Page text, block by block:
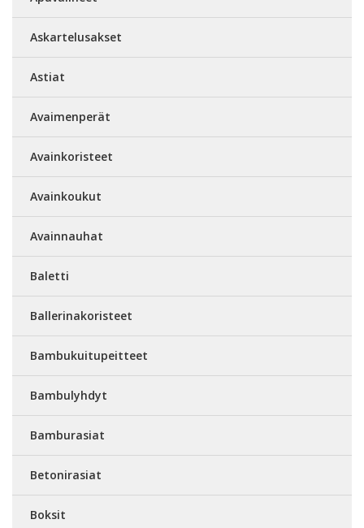
Askartelusakset
Astiat
Avaimenperät
Avainkoristeet
Avainkoukut
Avainnauhat
Baletti
Ballerinakoristeet
Bambukuitupeitteet
Bambulyhdyt
Bamburasiat
Betonirasiat
Boksit